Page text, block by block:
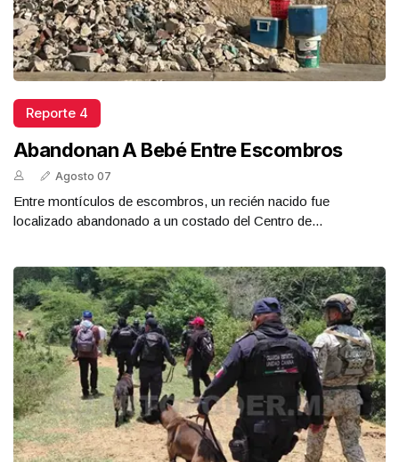
Reporte 4
Abandonan A Bebé Entre Escombros
Agosto 07
Entre montículos de escombros, un recién nacido fue
localizado abandonado a un costado del Centro de...